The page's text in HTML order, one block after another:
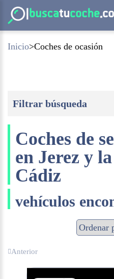
Inicio Coches de ocasión
Filtrar búsqueda
Coches de
en Jerez y
Cádiz
vehículos
Anterior